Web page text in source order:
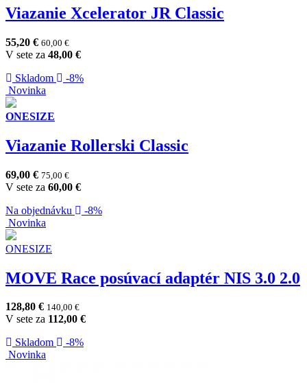
Viazanie Xcelerator JR Classic
55,20 € 60,00 €
V sete za 48,00 €
Skladom
-8%
Novinka
ONESIZE
Viazanie Rollerski Classic
69,00 € 75,00 €
V sete za 60,00 €
Na objednávku
-8%
Novinka
ONESIZE
MOVE Race posúvací adaptér NIS 3.0 2.0
128,80 € 140,00 €
V sete za 112,00 €
Skladom
-8%
Novinka